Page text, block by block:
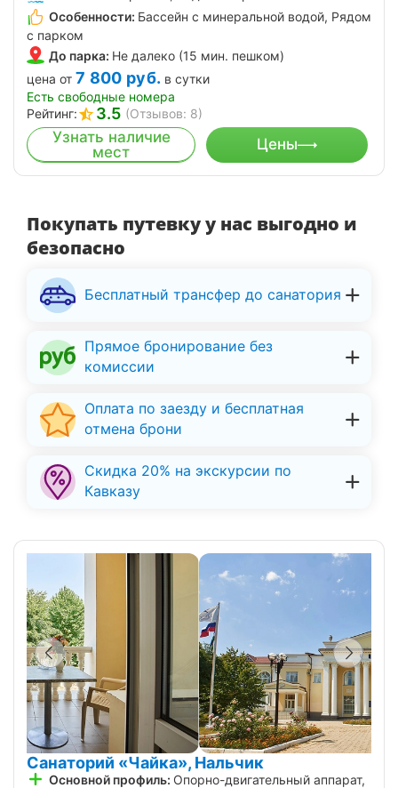
Особенности: Бассейн с минеральной водой, Рядом
с парком
До парка: Не далеко (15 мин. пешком)
цена от 7 800 руб. в сутки
Есть свободные номера
Рейтинг:
3.5 (Отзывов: 8)
Узнать наличие
мест
Цены
Покупать путевку у нас выгодно и
безопасно
Бесплатный трансфер до санатория
Прямое бронирование без
комиссии
Оплата по заезду и бесплатная
отмена брони
Скидка 20% на экскурсии по
Кавказу
Санаторий «Чайка», Нальчик
Основной профиль: Опорно-двигательный аппарат,